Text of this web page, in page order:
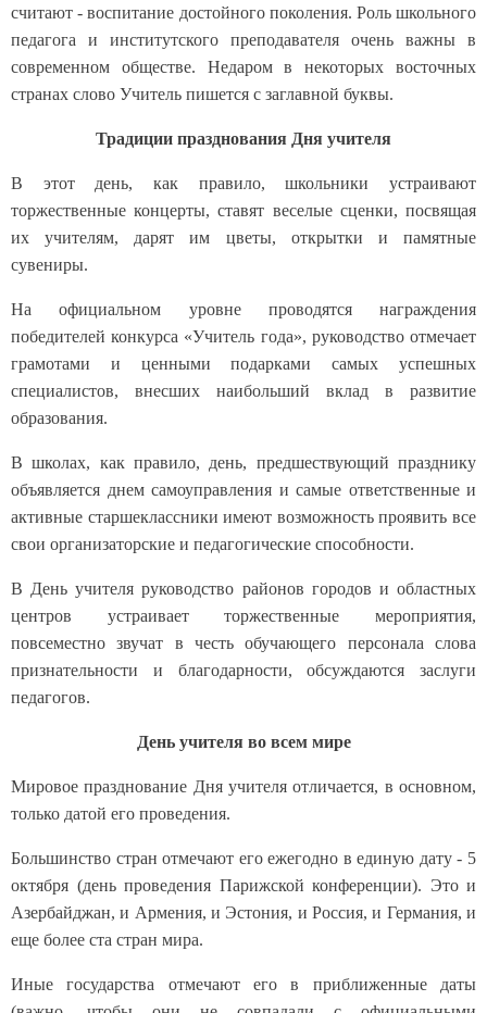
считают - воспитание достойного поколения. Роль школьного
педагога и институтского преподавателя очень важны в
современном обществе. Недаром в некоторых восточных
странах слово Учитель пишется с заглавной буквы.
Традиции празднования Дня учителя
В этот день, как правило, школьники устраивают
торжественные концерты, ставят веселые сценки, посвящая
их учителям, дарят им цветы, открытки и памятные
сувениры.
На официальном уровне проводятся награждения
победителей конкурса «Учитель года», руководство отмечает
грамотами и ценными подарками самых успешных
специалистов, внесших наибольший вклад в развитие
образования.
В школах, как правило, день, предшествующий празднику
объявляется днем самоуправления и самые ответственные и
активные старшеклассники имеют возможность проявить все
свои организаторские и педагогические способности.
В День учителя руководство районов городов и областных
центров устраивает торжественные мероприятия,
повсеместно звучат в честь обучающего персонала слова
признательности и благодарности, обсуждаются заслуги
педагогов.
День учителя во всем мире
Мировое празднование Дня учителя отличается, в основном,
только датой его проведения.
Большинство стран отмечают его ежегодно в единую дату - 5
октября (день проведения Парижской конференции). Это и
Азербайджан, и Армения, и Эстония, и Россия, и Германия, и
еще более ста стран мира.
Иные государства отмечают его в приближенные даты